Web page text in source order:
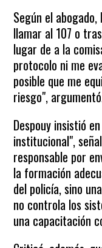
Según el
llamar al 107 o
lugar de a la
protocolo ni me
posible que me
riesgo",
Despouy insistió
institucional",
responsable por
la formación
del policía, sino
no controla los
una capacitación